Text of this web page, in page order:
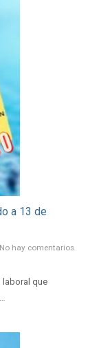
a 13 de
No hay comentarios
que